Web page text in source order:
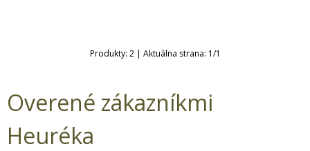
Produkty: 2| Aktuálna strana: 1/1
Overené zákazníkmi
Heuréka